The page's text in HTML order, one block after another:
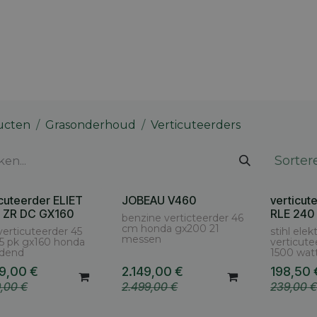
Grasonderhoud Verticuteerders
ELIET
DC GX160
45
pk gx160 honda
€
€
JOBEAU V460
benzine verticteerder 46
cm honda gx200 21
messen
2.149,00 €
2.499,00€
RLE 240
stihl
1500
198,50
239,00€